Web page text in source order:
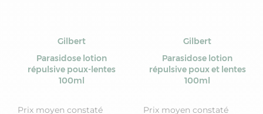
Gilbert
Parasidose lotion
répulsive poux-lentes
100ml
Prix moyen constaté
Gilbert
Parasidose lotion
répulsive poux et lentes
100ml
Prix moyen constaté